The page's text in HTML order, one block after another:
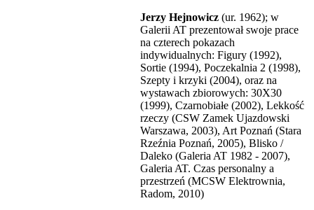
Jerzy Hejnowicz (ur. 1962); w
Galerii AT prezentował swoje prace
na czterech pokazach
indywidualnych: Figury (1992),
Sortie (1994), Poczekalnia 2 (1998),
Szepty i krzyki (2004), oraz na
wystawach zbiorowych: 30X30
(1999), Czarnobiałe (2002), Lekkość
rzeczy (CSW Zamek Ujazdowski
Warszawa, 2003), Art Poznań (Stara
Rzeźnia Poznań, 2005), Blisko /
Daleko (Galeria AT 1982 - 2007),
Galeria AT. Czas personalny a
przestrzeń (MCSW Elektrownia,
Radom, 2010)